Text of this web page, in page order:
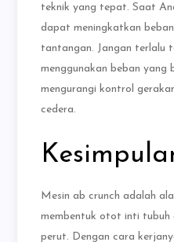
teknik yang tepat. Saat
dapat meningkatkan
tantangan. Jangan terlalu
menggunakan beban yang
mengurangi kontrol
cedera.
Mesin ab crunch adalah
membentuk otot inti
perut. Dengan cara